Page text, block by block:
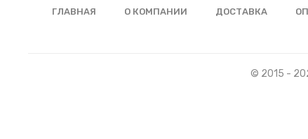
ГЛАВНАЯ О КОМПАНИИ ДОСТАВКА
© 2015 -